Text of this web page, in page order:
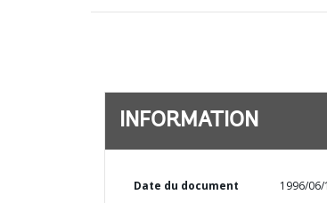
INFORMATION
Date du document 1996/06/